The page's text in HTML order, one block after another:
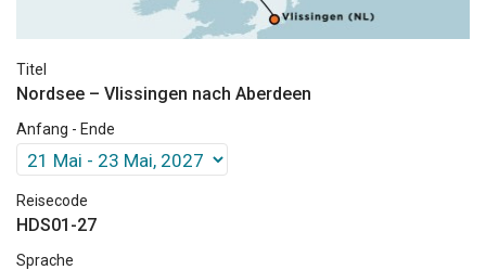
Titel
Nordsee – Vlissingen nach Aberdeen
Anfang - Ende
Reisecode
HDS01-27
Sprache